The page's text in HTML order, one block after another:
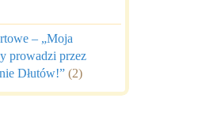
– „Moja
prowadzi przez
Dłutów!” (2)